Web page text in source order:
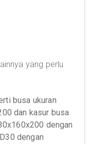
yang perlu
busa ukuran
dan kasur busa
dengan
dengan